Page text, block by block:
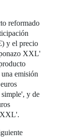
reformado
y el precio
XXL'
una emisión
y de
XXL'.